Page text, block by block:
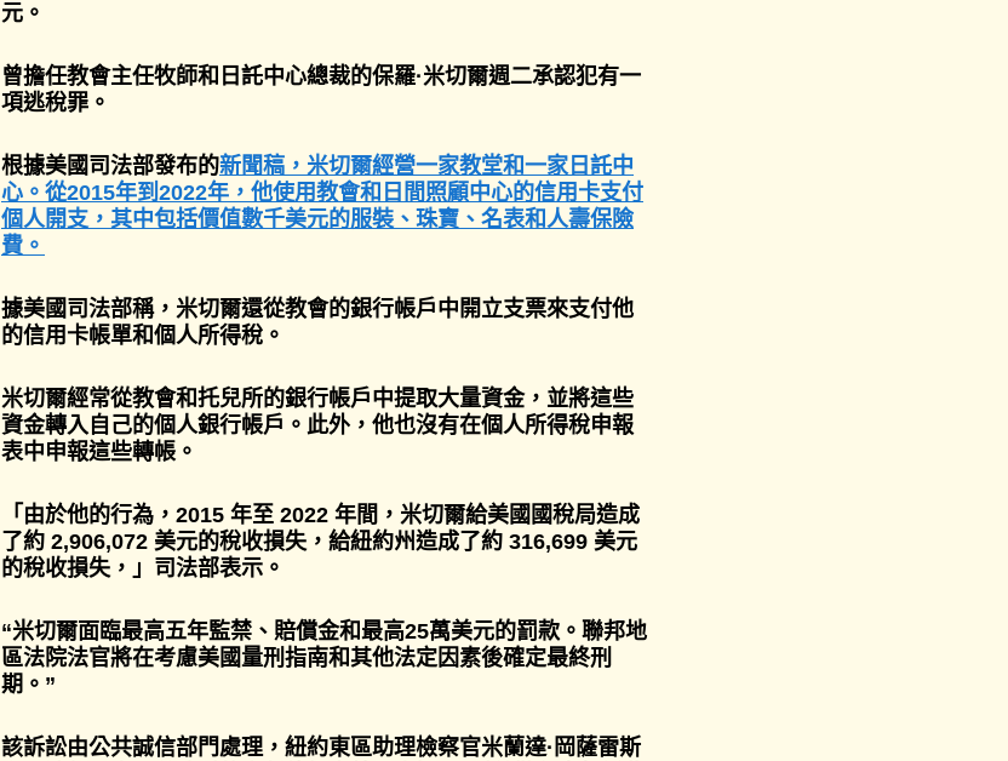
元。
曾擔任教會主任牧師和日託中心總裁的保羅·米切爾週二承認犯有一
項逃稅罪。
根據美國司法部發布的新聞稿，米切爾經營一家教堂和一家日託中
心。從2015年到2022年，他使用教會和日間照顧中心的信用卡支付
個人開支，其中包括價值數千美元的服裝、珠寶、名表和人壽保險
費。
據美國司法部稱，米切爾還從教會的銀行帳戶中開立支票來支付他
的信用卡帳單和個人所得稅。
米切爾經常從教會和托兒所的銀行帳戶中提取大量資金，並將這些
資金轉入自己的個人銀行帳戶。此外，他也沒有在個人所得稅申報
表中申報這些轉帳。
「由於他的行為，2015 年至 2022 年間，米切爾給美國國稅局造成
了約 2,906,072 美元的稅收損失，給紐約州造成了約 316,699 美元
的稅收損失，」司法部表示。
“米切爾面臨最高五年監禁、賠償金和最高25萬美元的罰款。聯邦地
區法院法官將在考慮美國量刑指南和其他法定因素後確定最終刑
期。”
該訴訟由公共誠信部門處理，紐約東區助理檢察官米蘭達·岡薩雷斯